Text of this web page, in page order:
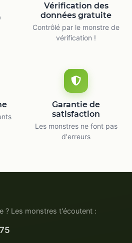
Vérification des
données gratuite
Contrôlé par le monstre de
vérification !
Garantie de
satisfaction
Les monstres ne font pas
d'erreurs
? Les monstres t'écoutent :